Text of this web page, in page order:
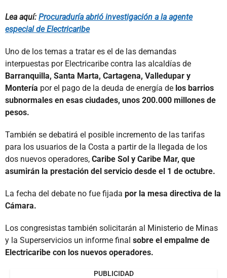
Lea aquí: Procuraduría abrió investigación a la agente
especial de Electricaribe
Uno de los temas a tratar es el de las demandas
interpuestas por Electricaribe contra las alcaldías de
Barranquilla, Santa Marta, Cartagena, Valledupar y
Montería por el pago de la deuda de energía de los barrios
subnormales en esas ciudades, unos 200.000 millones de
pesos.
También se debatirá el posible incremento de las tarifas
para los usuarios de la Costa a partir de la llegada de los
dos nuevos operadores, Caribe Sol y Caribe Mar, que
asumirán la prestación del servicio desde el 1 de octubre.
La fecha del debate no fue fijada por la mesa directiva de la
Cámara.
Los congresistas también solicitarán al Ministerio de Minas
y la Superservicios un informe final sobre el empalme de
Electricaribe con los nuevos operadores.
PUBLICIDAD